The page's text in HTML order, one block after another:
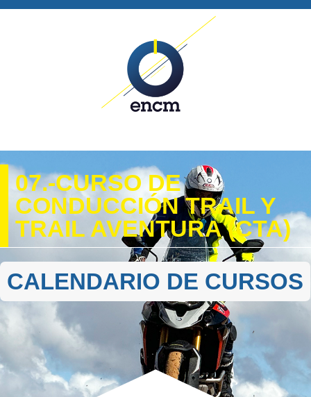
07.-CURSO DE
CONDUCCIÓN TRAIL Y
TRAIL AVENTURA (CTA)
CALENDARIO DE CURSOS